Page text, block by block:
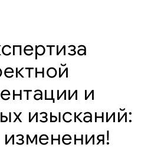
и
изысканий: